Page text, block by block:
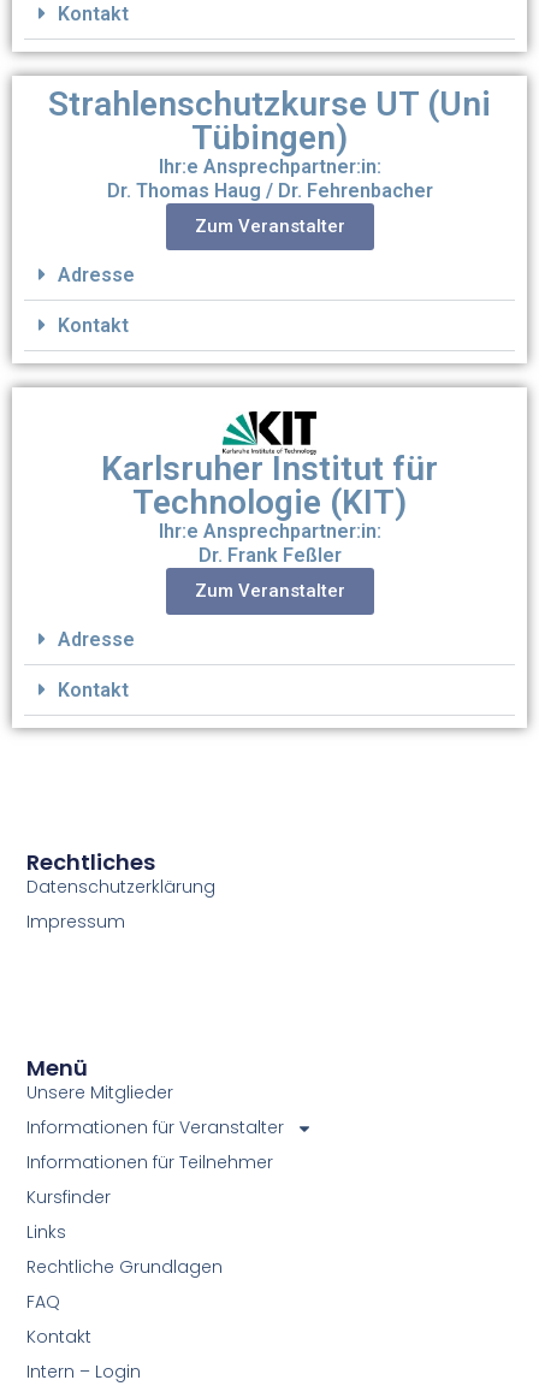
Kontakt
Strahlenschutzkurse UT (Uni
Tübingen)
Ihr:e Ansprechpartner:in:
Dr. Thomas Haug / Dr. Fehrenbacher
Zum Veranstalter
Adresse
Kontakt
Karlsruher Institut für
Technologie (KIT)
Ihr:e Ansprechpartner:in:
Dr. Frank Feßler
Zum Veranstalter
Adresse
Kontakt
Rechtliches
Datenschutzerklärung
Impressum
Menü
Unsere Mitglieder
Informationen für Veranstalter
Informationen für Teilnehmer
Kursfinder
Links
Rechtliche Grundlagen
FAQ
Kontakt
Intern – Login